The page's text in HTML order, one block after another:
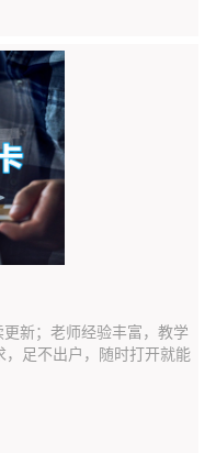
新；老师经验丰富，教学
足不出户，随时打开就能